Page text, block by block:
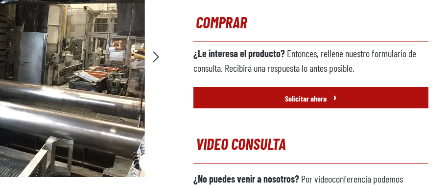
COMPRAR
¿Le interesa el producto? Entonces, rellene nuestro formulario de
consulta. Recibirá una respuesta lo antes posible.
Solicitar ahora ›
VIDEO CONSULTA
¿No puedes venir a nosotros? Por videoconferencia podemos